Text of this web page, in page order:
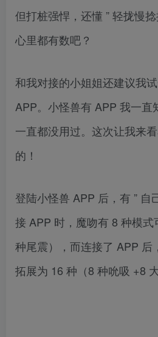
但打桩强悍，还懂 ” 轻拢慢
心里都有数吧？
和我对接的小姐姐还建议我
APP。小怪兽有 APP 我一直
一直都没用过。这次让我来
的！
登陆小怪兽 APP 后，有 ” 自
接 APP 时，魔吻有 8 种模
种尾震），而连接了 APP 后
拓展为 16 种（8 种吮吸 +8 大